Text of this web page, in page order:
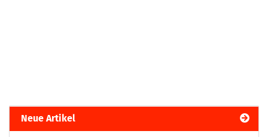
Neue Artikel